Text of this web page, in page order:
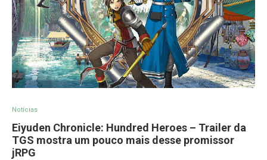
Notícias
Eiyuden Chronicle: Hundred Heroes – Trailer da
TGS mostra um pouco mais desse promissor
jRPG